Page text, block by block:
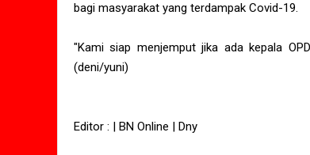
bagi masyarakat yang terdampak Covid-19.
"Kami siap menjemput jika ada kepala
(deni/yuni)
Editor : | BN Online | Dny